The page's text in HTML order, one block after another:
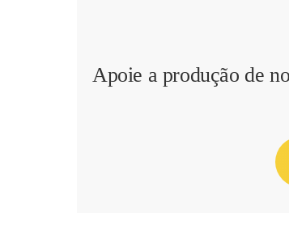
Apoie a produção de